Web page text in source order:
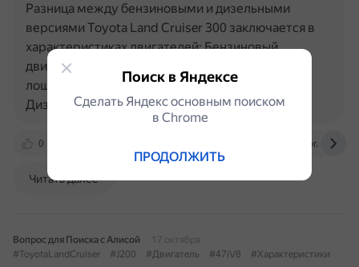
0 motor.ru
Разница между бензиновыми и дизельными
версиями Toyota Land Cruiser 300 заключается в
характеристиках двигателей: Бензиновый
двигатель V35A-FTS имеет мощность 415
лошадиных сил и рабочий объём 3445 см³.
Дизельный двигатель F33A-FTV — это…
Читать далее
Вопрос для Поиска с Алисой
17 октября
#ToyotaLandCruiser
#J200 #Двигатель #47iV8 #Характеристики
Поиск в Яндексе
Сделать Яндекс основным поиском
в Сhrome
ПРОДОЛЖИТЬ